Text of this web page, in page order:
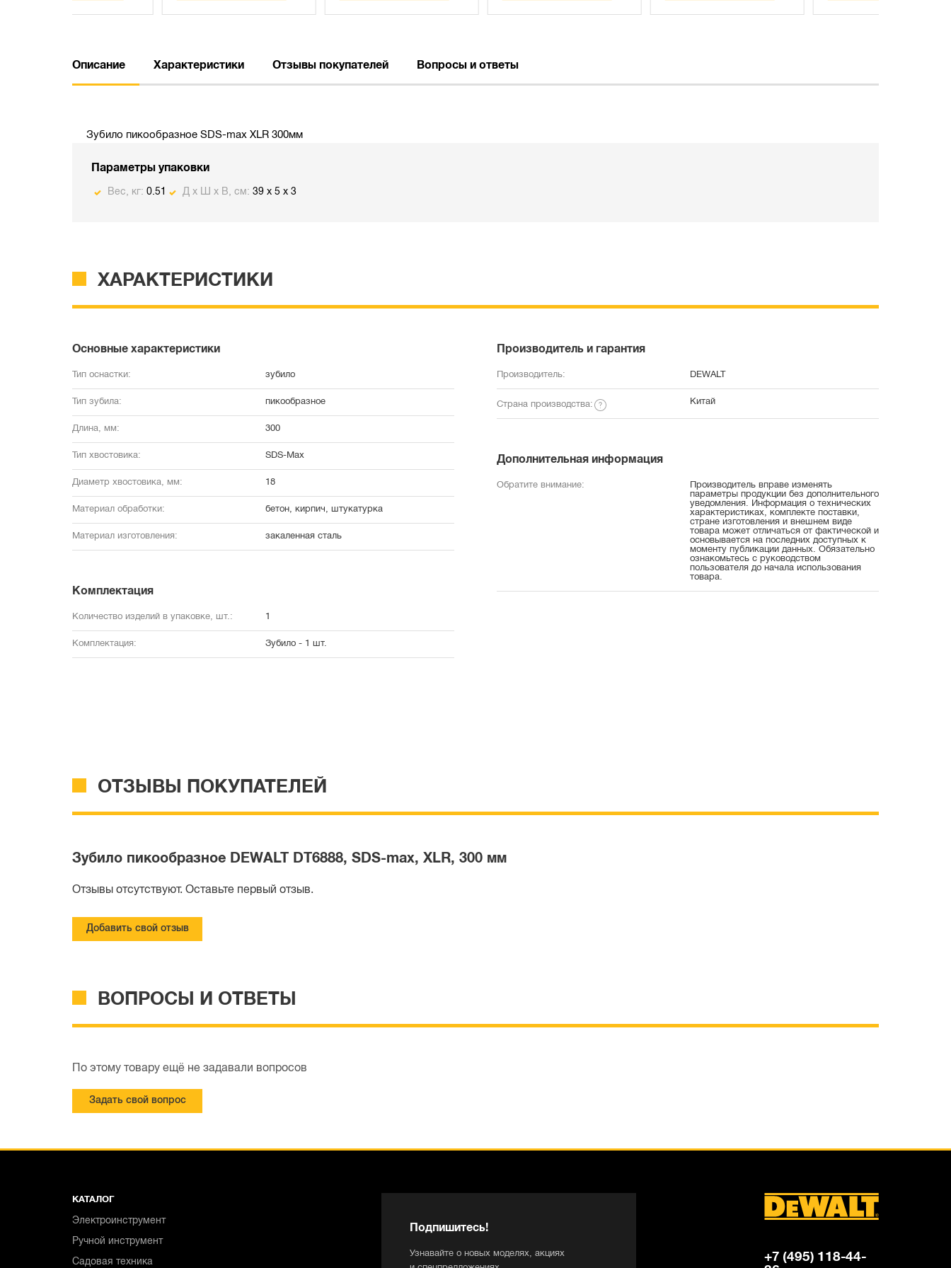
Описание Характеристики Отзывы покупателей Вопросы и ответы
Зубило пикообразное SDS-max XLR 300мм
Параметры упаковки
Вес, кг: 0.51 Д х Ш х В, см: 39 x 5 x 3
ХАРАКТЕРИСТИКИ
Основные характеристики
Тип оснастки: зубило
Тип зубила: пикообразное
Длина, мм: 300
Тип хвостовика: SDS-Max
Диаметр хвостовика, мм: 18
Материал обработки: бетон, кирпич, штукатурка
Материал изготовления: закаленная сталь
Комплектация
Количество изделий в упаковке, шт.: 1
Комплектация: Зубило - 1 шт.
Производитель и гарантия
Производитель: DEWALT
Страна производства: Китай
Дополнительная информация
Обратите внимание:
Производитель вправе изменять
параметры продукции без дополнительного
уведомления. Информация о технических
характеристиках, комплекте поставки,
стране изготовления и внешнем виде
товара может отличаться от фактической и
основывается на последних доступных к
моменту публикации данных. Обязательно
ознакомьтесь с руководством
пользователя до начала использования
товара.
ОТЗЫВЫ ПОКУПАТЕЛЕЙ
Зубило пикообразное DEWALT DT6888, SDS-max, XLR, 300 мм
Отзывы отсутствуют. Оставьте первый отзыв.
Добавить свой отзыв
ВОПРОСЫ И ОТВЕТЫ
По этому товару ещё не задавали вопросов
Задать свой вопрос
КАТАЛОГ
Электроинструмент
Ручной инструмент
Садовая техника
Подпишитесь!
Узнавайте о новых моделях, акциях
+7 (495) 118-44-